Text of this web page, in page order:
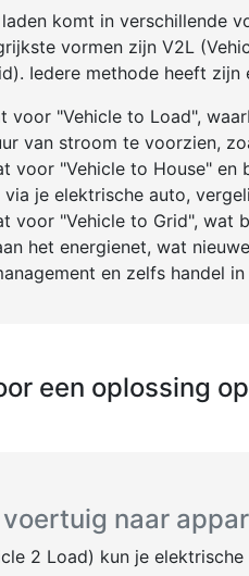
komt in verschillende
vormen zijn V2L
Iedere methode heeft
voor "Vehicle to Load",
van stroom te voorzien,
voor "Vehicle to House" en
je elektrische auto,
voor "Vehicle to Grid", wat
het energienet, wat
en zelfs handel in
een oplossing
voertuig naar
2 Load) kun je